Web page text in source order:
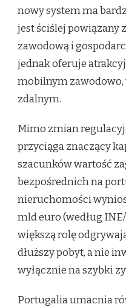
nowy system ma
jest ściślej powiązany
zawodową i
jednak oferuje
mobilnym
zdalnym.
Mimo zmian
przyciąga znaczący
szacunków wartość
bezpośrednich na
nieruchomości
mld euro (według
większą rolę
dłuższy pobyt, a nie
wyłącznie na szybki
Portugalia umacnia